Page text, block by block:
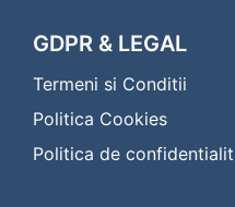
Transport Colete
Transport Colete
Transport Colete
Transport Colete
Transport Colete
GDPR & LEGAL
Termeni si Conditii
Politica Cookies
Politica de